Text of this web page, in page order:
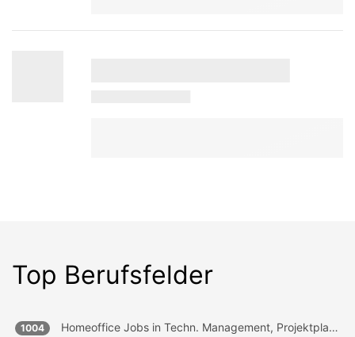
Top Berufsfelder
1004 Homeoffice Jobs in Techn. Management, Projektplanung